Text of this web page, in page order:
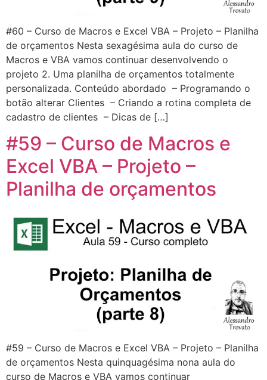
#60 – Curso de Macros e Excel VBA – Projeto – Planilha
de orçamentos Nesta sexagésima aula do curso de
Macros e VBA vamos continuar desenvolvendo o
projeto 2. Uma planilha de orçamentos totalmente
personalizada. Conteúdo abordado – Programando o
botão alterar Clientes – Criando a rotina completa de
cadastro de clientes – Dicas de […]
#59 – Curso de Macros e
Excel VBA – Projeto –
Planilha de orçamentos
#59 – Curso de Macros e Excel VBA – Projeto – Planilha
de orçamentos Nesta quinquagésima nona aula do
curso de Macros e VBA vamos continuar